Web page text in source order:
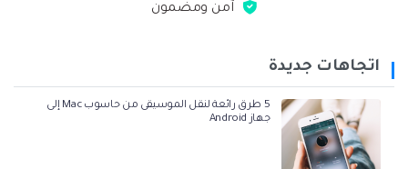
آمن ومضمون
اتجاهات جديدة
5 طرق رائعة لنقل الموسيقى من حاسوب Mac إلى
جهاز Android